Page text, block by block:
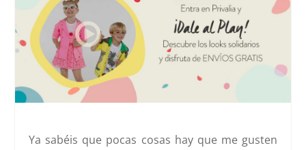
Ya sabéis que pocas cosas hay que me gusten